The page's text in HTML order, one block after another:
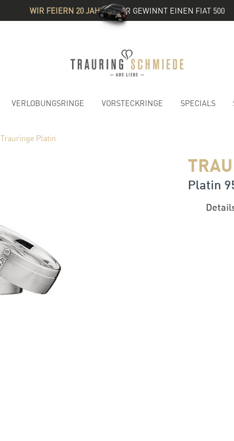
WIR FEIERN 20 JAHRE& IHR GEWINNT EINEN FIAT 500
VERLOBUNGSRINGE VORSTECKRINGE SPECIALS
Trauringe Platin
Platin